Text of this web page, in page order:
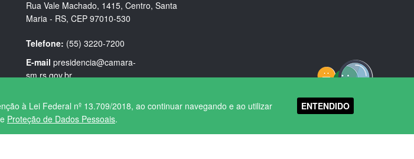
à Lei Federal nº 13.709/2018, ao continuar navegando e ao utilizar
Proteção de Dados Pessoais.
ENTENDIDO
Rua Vale Machado, 1415, Centro, Santa
Maria - RS, CEP 97010-530
Telefone: (55) 3220-7200
E-mail presidencia@camara-
sm.rs.gov.br